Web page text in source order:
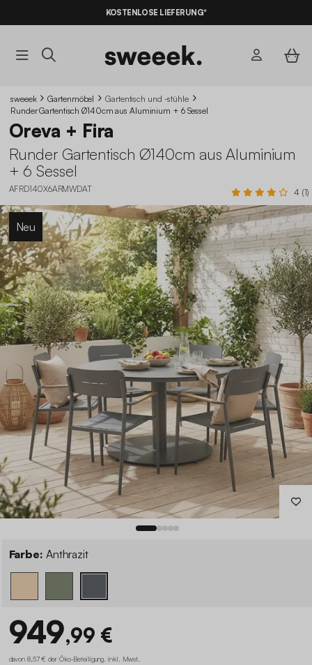
KOSTENLOSE LIEFERUNG*
sweeek Gartenmöbel
Gartentisch und -stühle
Runder Gartentisch Ø140cm aus Aluminium + 6 Sessel
Oreva + Fira
Runder Gartentisch Ø140cm aus Aluminium
+ 6 Sessel
AFRD140X6ARMWDAT 4 (1)
Neu
Farbe: Anthrazit
949,99 €
davon 8,57 € der Öko-Beteiligung inkl. Mwst.